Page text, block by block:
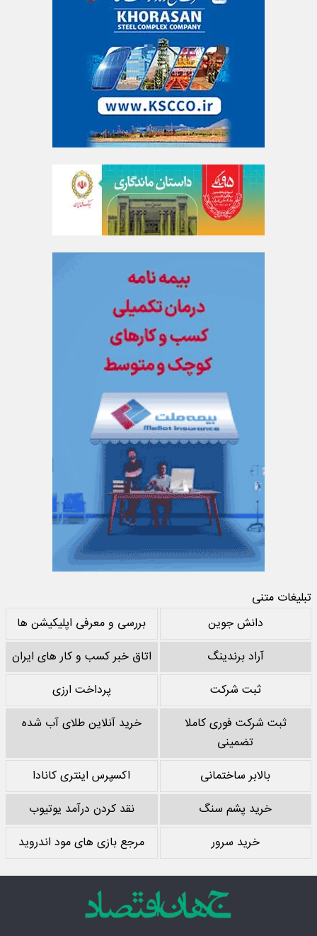
تبلیغات متنی
دانش جوین
بررسی و معرفی اپلیکیشن ها
آراد برندینگ
اتاق خبر کسب و کار های ایران
ثبت شرکت
پرداخت ارزی
ثبت شرکت فوری کاملا
تضمینی
خرید آنلاین طلای آب شده
بالابر ساختمانی
اکسپرس اینتری کانادا
خرید پشم سنگ
نقد کردن درآمد یوتیوب
خرید سرور
مرجع بازی های مود اندروید